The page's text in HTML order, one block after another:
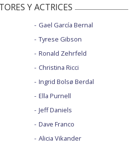
Y ACTRICES
Gael García Bernal
Tyrese Gibson
Ronald Zehrfeld
Christina Ricci
Ingrid Bolsø Berdal
Ella Purnell
Jeff Daniels
Dave Franco
Alicia Vikander